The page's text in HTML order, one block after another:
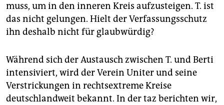
muss, um in den inneren Kreis aufzusteigen. T. ist
das nicht gelungen. Hielt der Verfassungsschutz
ihn deshalb nicht für glaubwürdig?
Während sich der Austausch zwischen T. und Berti
intensiviert, wird der Verein Uniter und seine
Verstrickungen in rechtsextreme Kreise
deutschlandweit bekannt. In der taz berichten wir,